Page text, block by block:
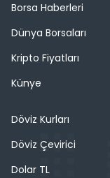
Borsa Haberleri
Dünya Borsaları
Kripto Fiyatları
Künye
Döviz Kurları
Döviz Çevirici
Dolar TL